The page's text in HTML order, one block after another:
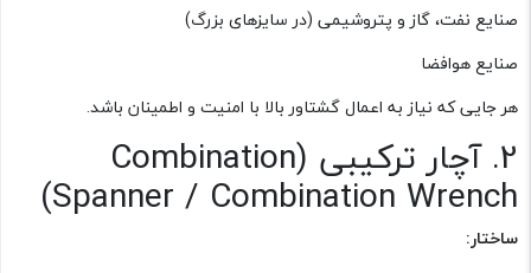
صنایع نفت، گاز و پتروشیمی (در سایزهای بزرگ)
صنایع هوافضا
هر جایی که نیاز به اعمال گشتاور بالا با امنیت و اطمینان باشد.
2. آچار ترکیبی (Combination
Spanner / Combination Wrench)
ساختار: